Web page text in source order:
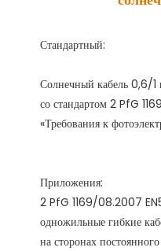
Солнечный кабель 0,6/1
со стандартом 2 PfG
Приложения:
2 PfG 1169/08.2007
одножильные гибкие
на сторонах